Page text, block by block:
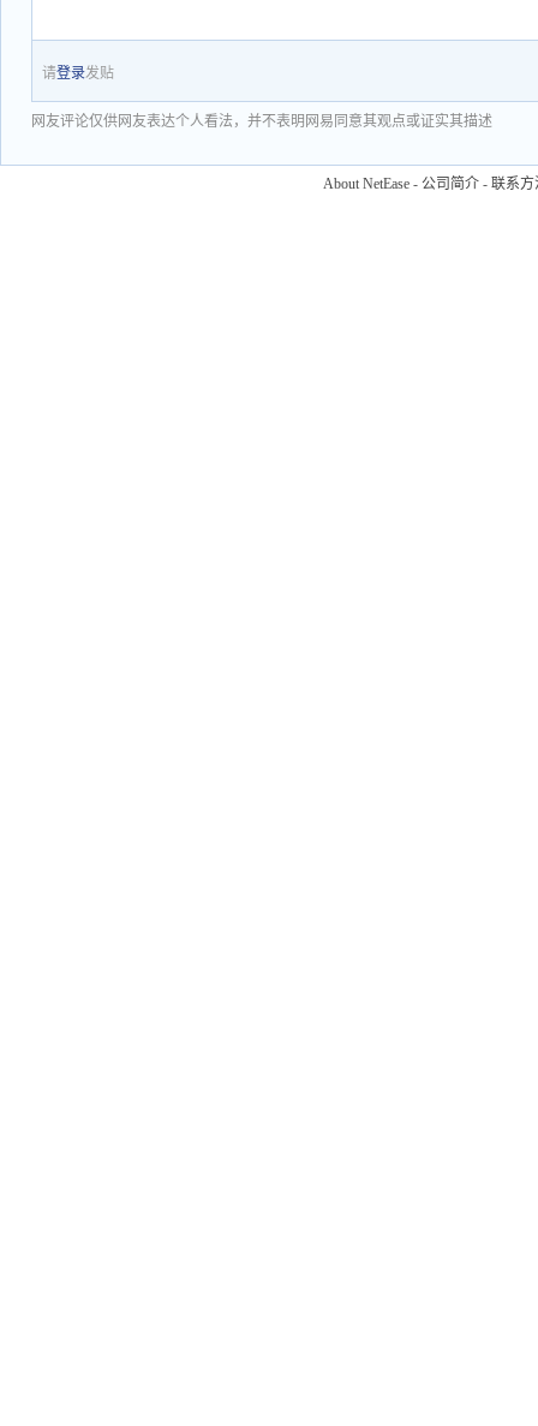
请登录发贴
网友评论仅供网友表达个人看法，并不表明网易同意其观点或证实其描述
About NetEase - 公司简介 - 联系方